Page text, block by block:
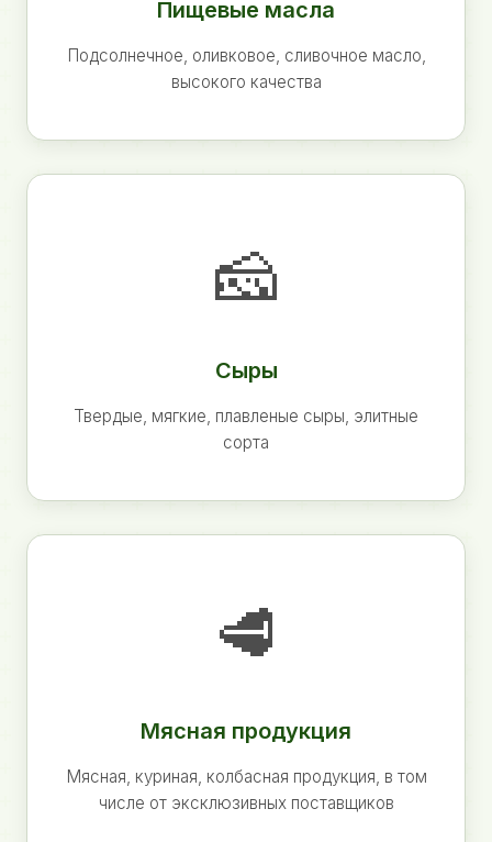
Пищевые масла
Подсолнечное, оливковое, сливочное масло,
высокого качества
🧀
Сыры
Твердые, мягкие, плавленые сыры, элитные
сорта
🥩
Мясная продукция
Мясная, куриная, колбасная продукция, в том
числе от эксклюзивных поставщиков